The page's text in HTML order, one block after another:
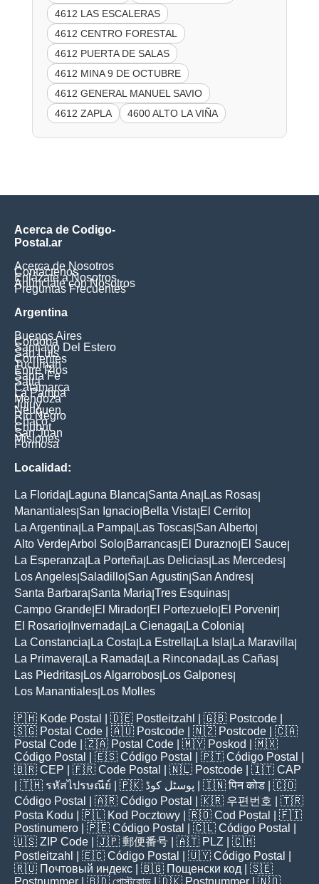
4612 LAS ESCALERAS
4612 CENTRO FORESTAL
4612 PUERTA DE SALAS
4612 MINA 9 DE OCTUBRE
4612 GENERAL MANUEL SAVIO
4612 ZAPLA
4600 ALTO LA VIÑA
Acerca de Codigo-
Postal.ar
Acerca de Nosotros
Contáctenos
Enlázate a Nosotros
Anúnciate con Nosotros
Preguntas Frecuentes
Argentina
Buenos Aires
Cordoba
Santiago Del Estero
San Luis
Corrientes
Tucuman
Entre Rios
Santa Fe
Salta
Catamarca
La Pampa
Mendoza
Jujuy
Neuquen
Rio Negro
Chaco
Chubut
San Juan
Misiones
Formosa
Localidad:
La Florida Laguna Blanca Santa Ana Las Rosas
Manantiales San Ignacio Bella Vista El Cerrito
La Argentina La Pampa Las Toscas San Alberto
Alto Verde Arbol Solo Barrancas El Durazno El Sauce
La Esperanza La Porteña Las Delicias Las Mercedes
Los Angeles Saladillo San Agustin San Andres
Santa Barbara Santa Maria Tres Esquinas
Campo Grande El Mirador El Portezuelo El Porvenir
El Rosario Invernada La Cienaga La Colonia
La Constancia La Costa La Estrella La Isla La Maravilla
La Primavera La Ramada La Rinconada Las Cañas
Las Piedritas Los Algarrobos Los Galpones
Los Manantiales Los Molles
🇵🇭 Kode Postal | 🇩🇪 Postleitzahl | 🇬🇧 Postcode
🇸🇬 Postal Code | 🇦🇺 Postcode | 🇳🇿 Postcode | 🇨🇦
Postal Code | 🇿🇦 Postal Code | 🇲🇾 Poskod
| 🇲🇽
Código Postal
| 🇪🇸 Código Postal | 🇵🇹 Código Postal
🇧🇷 CEP | 🇫🇷 Code Postal | 🇳🇱 Postcode | 🇮🇹 CAP
| 🇹🇭 รหัสไปรษณีย์ | 🇵🇰 پوسٹل کوڈ | 🇮🇳पिन कोड | 🇨🇴
Código Postal
| 🇦🇷 Código Postal | 🇰🇷 우편번호
| 🇹🇷
Posta Kodu | 🇵🇱 Kod Pocztowy | 🇷🇴 Cod Poștal
| 🇫🇮
Postinumero | 🇵🇪 Código Postal | 🇨🇱 Código Postal
🇺🇸 ZIP Code | 🇯🇵 郵便番号 | 🇦🇹 PLZ | 🇨🇭
Postleitzahl
| 🇪🇨 Código Postal | 🇺🇾 Código Postal
🇷🇺 Почтовый индекс | 🇧🇬 Пощенски код | 🇸🇪
Postnummer | 🇧🇩 পোস্টকোড | 🇩🇰 Postnummer | 🇳🇴